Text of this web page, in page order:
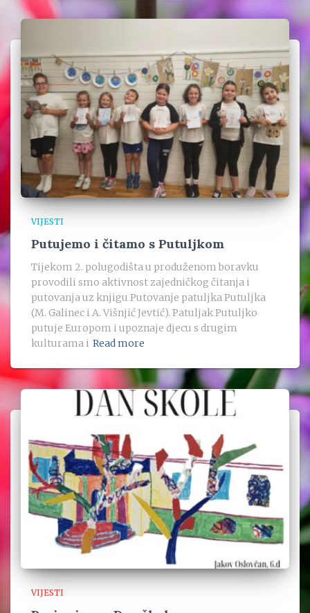
VIJESTI
Putujemo i čitamo s Putuljkom
Tijekom 2. polugodišta u produženom boravku
provodili smo aktivnost zajedničkog čitanja i
putovanja uz knjigu Putovanje patuljka Putuljka
(M. Galinec i A. Višnjić Jevtić). Patuljak Putuljko
putuje Europom i upoznaje djecu s drugim
kulturama i Read more
VIJESTI